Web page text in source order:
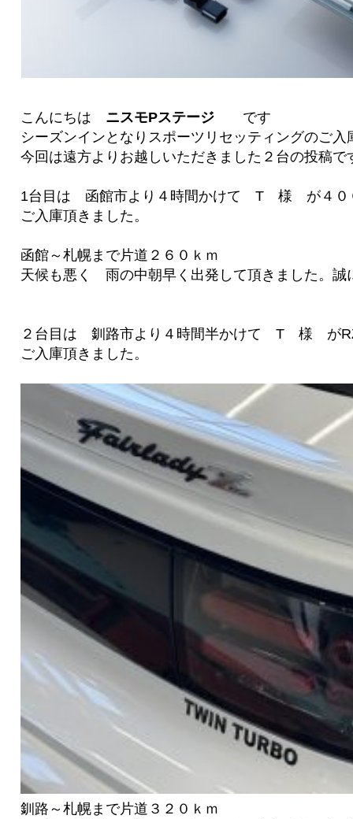
こんにちは ニスモPステージ です
シーズンインとなりスポーツリセッティングのご
今回は遠方よりお越しいただきました２台の投稿で
1台目は 函館市より４時間かけて T 様 が４０
ご入庫頂きました。
函館～札幌まで片道２６０ｋｍ
天候も悪く 雨の中朝早く出発して頂きました。誠
２台目は 釧路市より４時間半かけて T 様 が
ご入庫頂きました。
釧路～札幌まで片道３２０ｋｍ